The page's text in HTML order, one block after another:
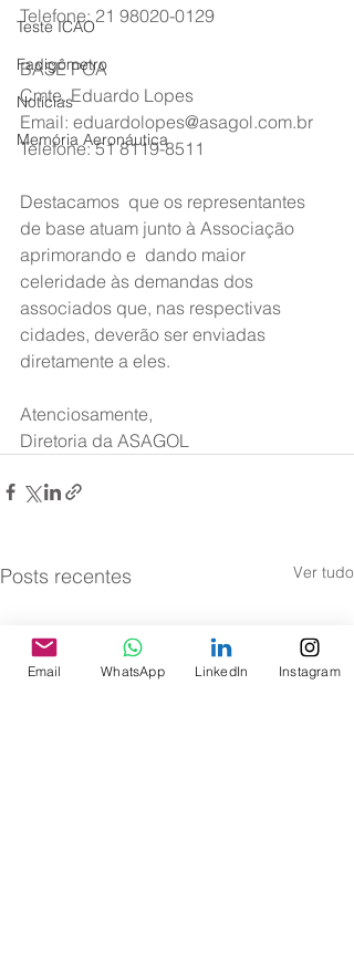
Teste ICAO
Fadigômetro
Notícias
Memória Aeronáutica
Telefone: 21 98020-0129
BASE POA
Cmte. Eduardo Lopes
Email: eduardolopes@asagol.com.br
Telefone: 51 8119-8511
Destacamos  que os representantes
de base atuam junto à Associação
aprimorando e  dando maior
celeridade às demandas dos
associados que, nas respectivas
cidades, deverão ser enviadas
diretamente a eles.
Atenciosamente,
Diretoria da ASAGOL
Posts recentes Ver tudo
Email WhatsApp LinkedIn Instagram